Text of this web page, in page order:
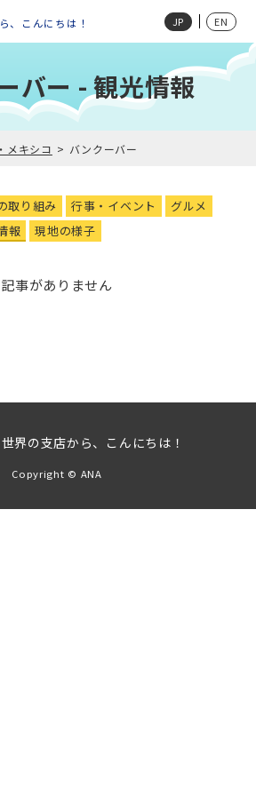
、こんにちは！ JP EN
バー - 観光情報
メキシコ バンクーバー
取り組み 行事・イベント
グルメ
報
現地の様子
記事がありません
世界の支店から、こんにちは！
Copyright © ANA